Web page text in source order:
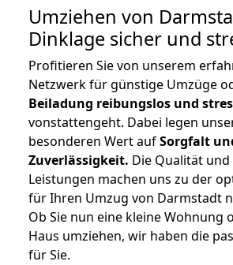
Umziehen von
Dinklage sicher und
Profitieren Sie von unserem
Netzwerk für günstige Umzüge
Beiladung reibungslos und
vonstattengeht. Dabei legen
besonderen Wert aufSorgfalt
Zuverlässigkeit. Die Qualität
Leistungen machen uns zu der
für Ihren Umzug von Darmstadt
Ob Sie nun eine kleine Wohnung
Haus umziehen, wir haben die
für Sie.